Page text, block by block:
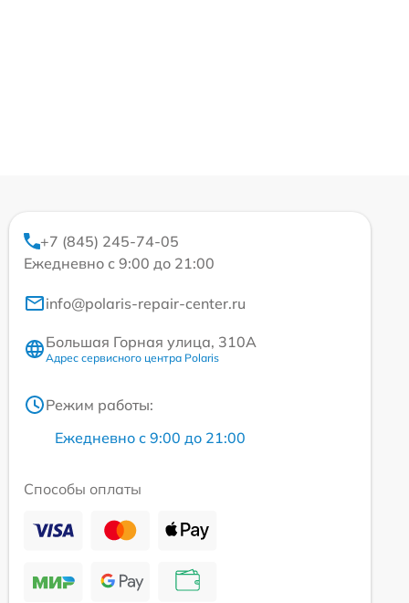
+7 (845) 245-74-05
Ежедневно с 9:00 до 21:00
info@polaris-repair-center.ru
Большая Горная улица, 310А
Адрес сервисного центра Polaris
Режим работы:
Ежедневно с 9:00 до 21:00
Способы оплаты